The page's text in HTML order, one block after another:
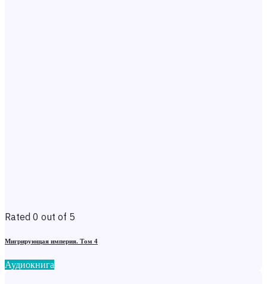
Rated 0 out of 5
Мигрирующая империя. Том 4
Аудиокнига